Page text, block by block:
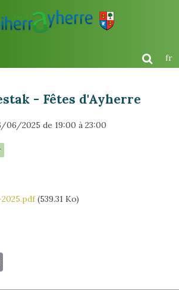
fr
- Fêtes d'Ayherre
06/2025 de 19:00 à 23:00
(539.31 Ko)